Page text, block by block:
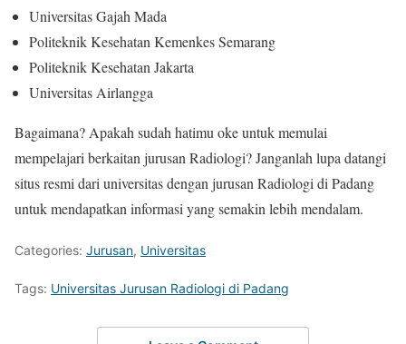
Universitas Gajah Mada
Politeknik Kesehatan Kemenkes Semarang
Politeknik Kesehatan Jakarta
Universitas Airlangga
Bagaimana? Apakah sudah hatimu oke untuk memulai
mempelajari berkaitan jurusan Radiologi? Janganlah lupa datangi
situs resmi dari universitas dengan jurusan Radiologi di Padang
untuk mendapatkan informasi yang semakin lebih mendalam.
Categories: Jurusan, Universitas
Tags: Universitas Jurusan Radiologi di Padang